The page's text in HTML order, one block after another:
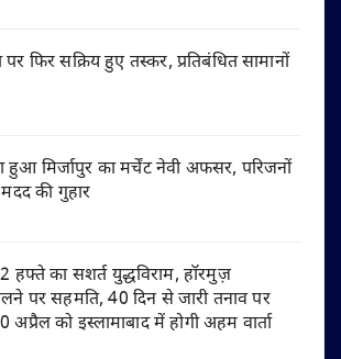
फिर सक्रिय हुए तस्कर, प्रतिबंधित सामानों
हुआ मिर्जापुर का मर्चेंट नेवी अफसर, परिजनों
की गुहार
हफ्ते का सशर्त युद्धविराम, हॉरमुज़
पर सहमति, 40 दिन से जारी तनाव पर
अप्रैल को इस्लामाबाद में होगी अहम वार्ता